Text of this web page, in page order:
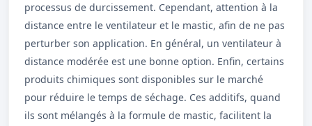
processus de durcissement. Cependant, attention à la
distance entre le ventilateur et le mastic, afin de ne pas
perturber son application. En général, un ventilateur à
distance modérée est une bonne option. Enfin, certains
produits chimiques sont disponibles sur le marché
pour réduire le temps de séchage. Ces additifs, quand
ils sont mélangés à la formule de mastic, facilitent la